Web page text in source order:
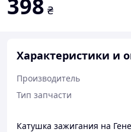
398 ₴
Характеристики и
Производитель
Тип запчасти
Катушка зажигания на